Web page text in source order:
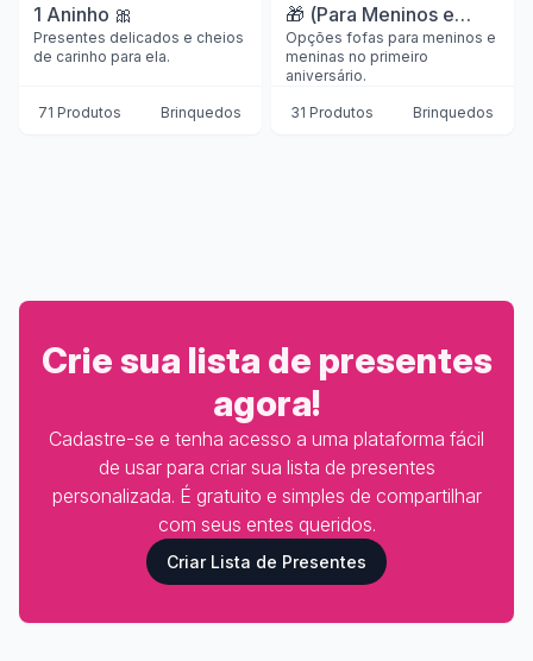
1 Aninho 🎀
Presentes delicados e cheios
de carinho para ela.
71 Produtos Brinquedos
🎁 (Para Meninos e
Meninas)
Opções fofas para meninos e
meninas no primeiro
aniversário.
31 Produtos Brinquedos
Crie sua lista de presentes
agora!
Cadastre-se e tenha acesso a uma plataforma fácil
de usar para criar sua lista de presentes
personalizada. É gratuito e simples de compartilhar
com seus entes queridos.
Criar Lista de Presentes